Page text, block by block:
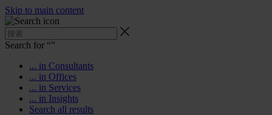
Skip to main content
Search for “”
... in Consultants
... in Offices
... in Services
... in Insights
Search all results